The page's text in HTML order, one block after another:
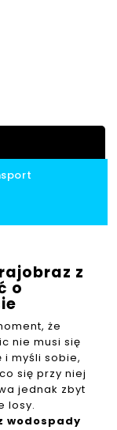
z
o
że
nie musi się
i myśli sobie,
się przy niej
jednak zbyt
losy.
wodospady